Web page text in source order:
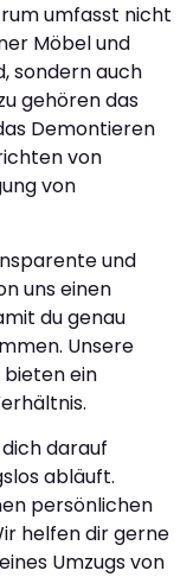
umfasst nicht
Möbel und
sondern auch
gehören das
Demontieren
von
von
und
uns einen
du genau
Unsere
bieten ein
darauf
abläuft.
persönlichen
helfen dir gerne
Umzugs von